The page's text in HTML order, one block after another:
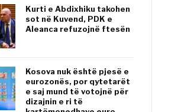
Kurti e Abdixhiku takohen
sot në Kuvend, PDK e
Aleanca refuzojnë ftesën
Kosova nuk është pjesë e
eurozonës, por qytetarët
e saj mund të votojnë për
dizajnin e ri të